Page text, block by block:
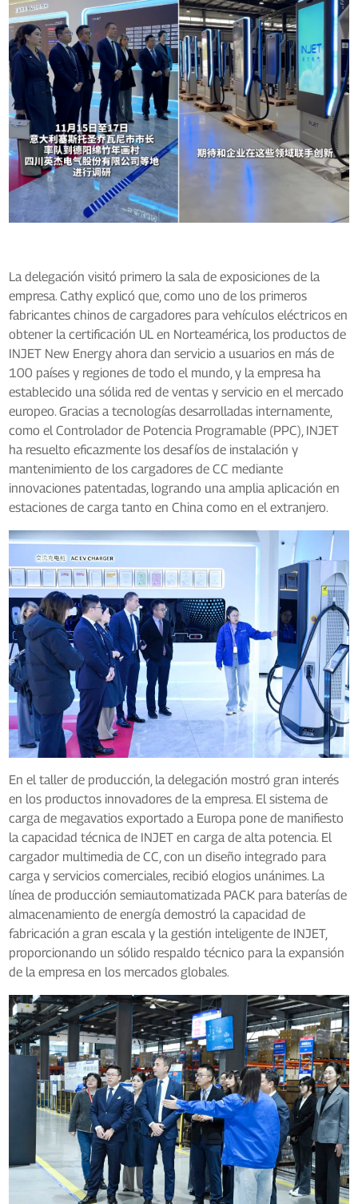
La delegación visitó primero la sala de exposiciones de la
empresa. Cathy explicó que, como uno de los primeros
fabricantes chinos de cargadores para vehículos eléctricos en
obtener la certificación UL en Norteamérica, los productos de
INJET New Energy ahora dan servicio a usuarios en más de
100 países y regiones de todo el mundo, y la empresa ha
establecido una sólida red de ventas y servicio en el mercado
europeo. Gracias a tecnologías desarrolladas internamente,
como el Controlador de Potencia Programable (PPC), INJET
ha resuelto eficazmente los desafíos de instalación y
mantenimiento de los cargadores de CC mediante
innovaciones patentadas, logrando una amplia aplicación en
estaciones de carga tanto en China como en el extranjero.
En el taller de producción, la delegación mostró gran interés
en los productos innovadores de la empresa. El sistema de
carga de megavatios exportado a Europa pone de manifiesto
la capacidad técnica de INJET en carga de alta potencia. El
cargador multimedia de CC, con un diseño integrado para
carga y servicios comerciales, recibió elogios unánimes. La
línea de producción semiautomatizada PACK para baterías de
almacenamiento de energía demostró la capacidad de
fabricación a gran escala y la gestión inteligente de INJET,
proporcionando un sólido respaldo técnico para la expansión
de la empresa en los mercados globales.